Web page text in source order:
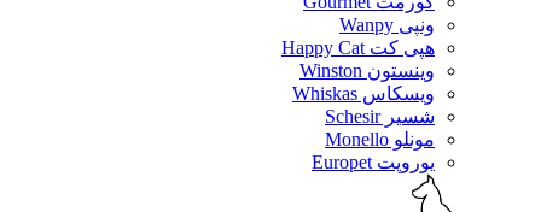
ونپی Wanpy
هپی کت Happy Cat
وینستون Winston
ویسکاس Whiskas
شسیر Schesir
مونلو Monello
یوروپت Europet